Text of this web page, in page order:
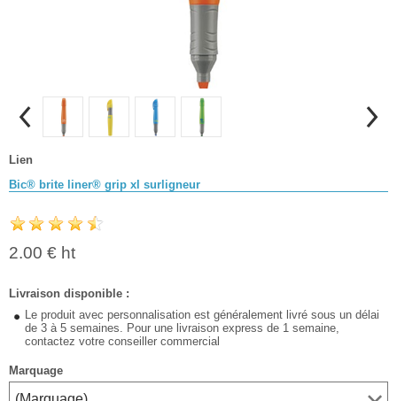
Lien
Bic® brite liner® grip xl surligneur
2.00 € ht
Livraison disponible :
Le produit avec personnalisation est généralement livré sous un délai
de 3 à 5 semaines. Pour une livraison express de 1 semaine,
contactez votre conseiller commercial
Marquage